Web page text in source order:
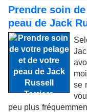
Prendre soin
peau de Jack
se
peu plus